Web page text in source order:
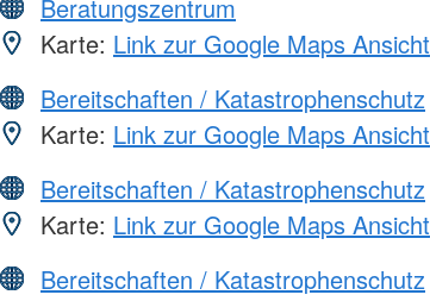
Beratungszentrum
Karte: Link zur Google Maps Ansicht
Bereitschaften / Katastrophenschutz
Karte: Link zur Google Maps Ansicht
Bereitschaften / Katastrophenschutz
Karte: Link zur Google Maps Ansicht
Bereitschaften / Katastrophenschutz